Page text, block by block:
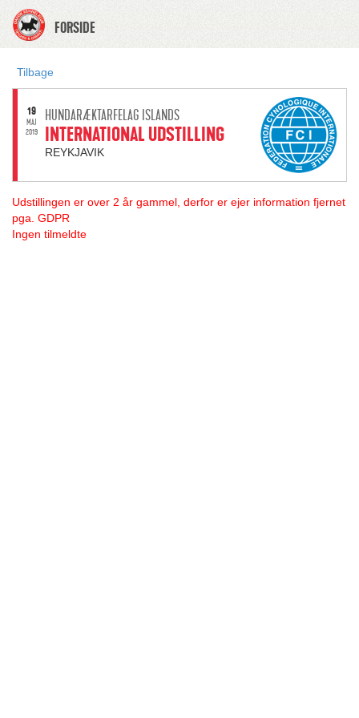
FORSIDE
Tilbage
19
MAJ
2019
HUNDARÆKTARFELAG ISLANDS
INTERNATIONAL UDSTILLING
REYKJAVIK
Udstillingen er over 2 år gammel, derfor er ejer information fjernet
pga. GDPR
Ingen tilmeldte